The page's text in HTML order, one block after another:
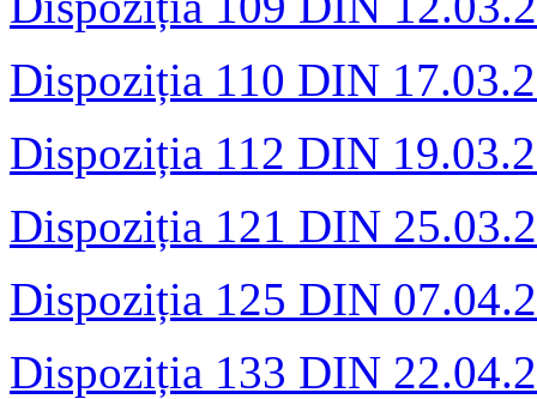
Dispoziția 110 DIN
Dispoziția 112 DIN
Dispoziția 121 DIN
Dispoziția 125 DIN
Dispoziția 133 DIN